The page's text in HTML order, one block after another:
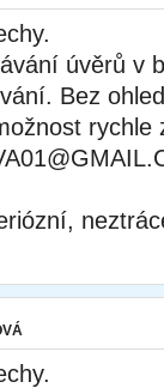
úvěrů v
Bez